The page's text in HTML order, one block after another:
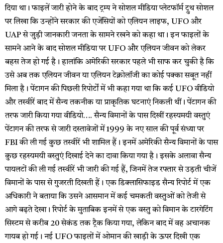
दिया था। फाइलें जारी होने के बाद ट्रम्प ने सोशल मीडिया प्लेटफॉर्म ट्रुथ सोशल
पर लिखा कि उन्होंने सरकार की एजेंसियों को एलियन लाइफ, UFO और
UAP से जुड़ी जानकारी जनता के सामने रखने को कहा था। इन फाइलों के
सामने आने के बाद सोशल मीडिया पर UFO और एलियन जीवन को लेकर
बहस तेज हो गई है। हालांकि अमेरिकी सरकार पहले भी साफ कर चुकी है कि
उसे अब तक एलियन जीवन या एलियन टेक्नोलॉजी का कोई पक्का सबूत नहीं
मिला है। पेंटागन की पिछली रिपोर्टों में भी कहा गया था कि कई UFO वीडियो
और तस्वीरें बाद में सैन्य तकनीक या प्राकृतिक घटनाएं निकली थीं। पेंटागन की
तरफ जारी किया गया वीडियो…. सैन्य विमानों के पास दिखीं रहस्यमयी वस्तुएं
पेंटागन की तरफ से जारी दस्तावेजों में 1999 के नए साल की पूर्व संध्या पर
FBI की ली गई कुछ तस्वीरें भी शामिल हैं। इनमें अमेरिकी सैन्य विमानों के पास
कुछ रहस्यमयी वस्तुएं दिखाई देने का दावा किया गया है। इसके अलावा सैन्य
पायलटों की ली गई तस्वीरें भी जारी की गई हैं, जिनमें तेज रफ्तार से उड़ती चीजें
विमानों के पास से गुजरती दिखती हैं। एक डिक्लासिफाइड सैन्य रिपोर्ट में एक
अधिकारी ने बताया कि उसने आसमान में कई चमकती वस्तुओं को तेजी से
आगे बढ़ते देखा। रिपोर्ट के मुताबिक इनमें से एक वस्तु को विमान के टारगेटिंग
सिस्टम से करीब 20 सेकंड तक ट्रैक किया गया, लेकिन बाद में वह अचानक
गायब हो गई। नई UFO फाइलों में ओमान की खाड़ी के ऊपर दिखी एक